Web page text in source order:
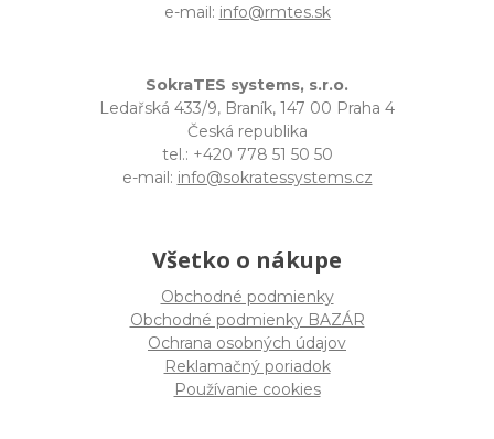
e-mail: info@rmtes.sk
SokraTES systems, s.r.o.
Ledařská 433/9, Braník, 147 00 Praha 4
Česká republika
tel.: +420 778 51 50 50
e-mail: info@sokratessystems.cz
Všetko o nákupe
Obchodné podmienky
Obchodné podmienky BAZÁR
Ochrana osobných údajov
Reklamačný poriadok
Používanie cookies